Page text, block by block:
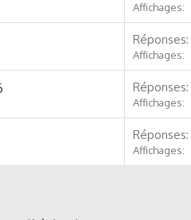
Affichages
Réponses
Affichages
Réponses
Affichages
Réponses
Affichages